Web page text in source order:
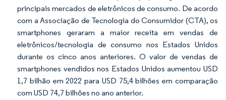
principais mercados de eletrônicos de consumo. De acordo
com a Associação de Tecnologia do Consumidor (CTA), os
smartphones geraram a maior receita em vendas de
eletrônicos/tecnologia de consumo nos Estados Unidos
durante os cinco anos anteriores. O valor de vendas de
smartphones vendidos nos Estados Unidos aumentou USD
1,7 bilhão em 2022 para USD 75,4 bilhões em comparação
com USD 74,7 bilhões no ano anterior.